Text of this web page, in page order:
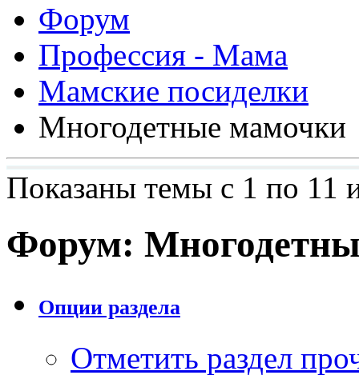
Форум
Профессия - Мама
Мамские посиделки
Многодетные мамочки
Показаны темы с 1 по 11
Форум:
Опции раздела
Отметить раздел